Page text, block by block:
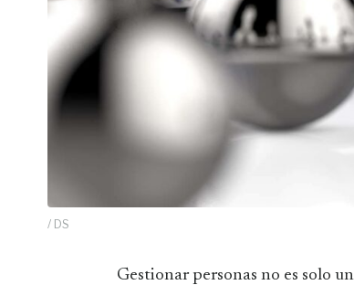
/ DS
Gestionar personas no es solo una cuestión de contratos, nóminas o entrevistas: es